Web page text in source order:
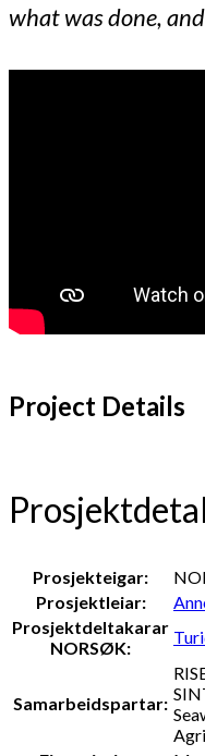
what was done,
Project Details
Prosjekteigar:
Prosjektleiar:
Prosjektdeltakarar
NORSØK:
Samarbeidspartar: